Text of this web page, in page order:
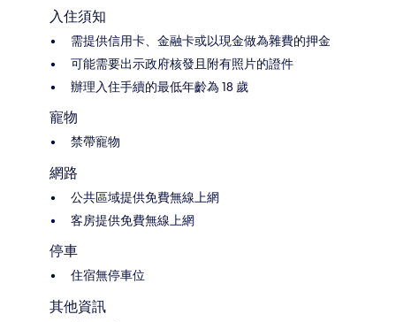
入住須知
需提供信用卡、金融卡或以現金做為雜費的押金
可能需要出示政府核發且附有照片的證件
辦理入住手續的最低年齡為 18 歲
寵物
禁帶寵物
網路
公共區域提供免費無線上網
客房提供免費無線上網
停車
住宿無停車位
其他資訊